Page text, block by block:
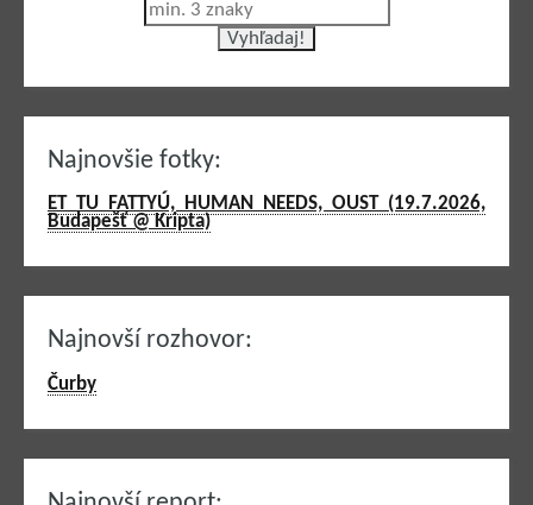
Najnovšie fotky:
ET TU FATTYÚ, HUMAN NEEDS, OUST (19.7.2026,
Budapešť @ Kripta)
Najnovší rozhovor:
Čurby